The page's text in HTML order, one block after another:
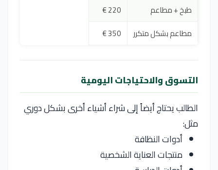
طبخ + مطاعم
220 €
مطاعم بشكل متكرر
350 €
التسوق والاحتياجات اليومية
الطالب يحتاج أيضاً إلى شراء أشياء أخرى بشكل دوري
مثل:
أدوات النظافة
منتجات العناية الشخصية